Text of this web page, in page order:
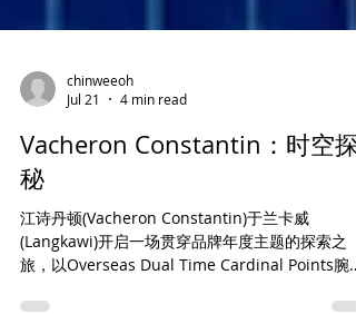
Jul 21
4 min read
Vacheron Constantin：时空探
秘
江诗丹顿(Vacheron Constantin)于兰卡威
(Langkawi)开启一场贯穿品牌年度主题的探索之